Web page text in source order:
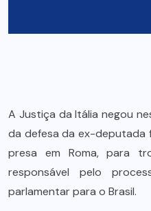
A Justiça da Itália negou
da defesa da ex-deputada
presa em Roma, para
responsável pelo
parlamentar para o Brasil.